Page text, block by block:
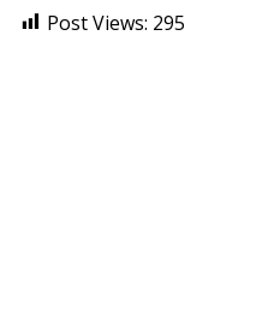
Post Views: 295